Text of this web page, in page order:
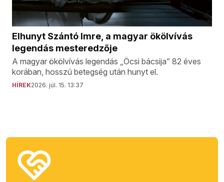
Elhunyt Szántó Imre, a magyar ökölvívás
legendás mesteredzője
A magyar ökölvívás legendás „Öcsi bácsija” 82 éves
korában, hosszú betegség után hunyt el.
HÍREK2026. júl. 15. 13:37